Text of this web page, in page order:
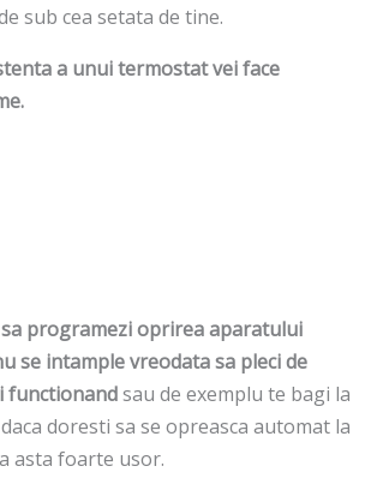
sub cea setata de tine.
a unui termostat vei face
programezi oprirea aparatului
se intample vreodata sa pleci de
functionandsau de exemplu te bagi la
doresti sa se opreasca automat la
asta foarte usor.